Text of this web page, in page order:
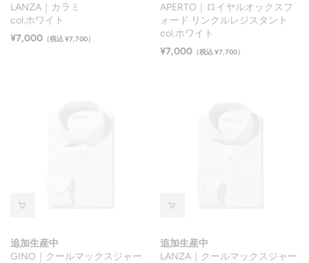
LANZA｜カラミ
col.ホワイト
¥7,000 （税込 ¥7,700）
APERTO｜ロイヤルオックスフ
ォード リンクルレジスタント
col.ホワイト
¥7,000（税込 ¥7,700）
追加生産中
GINO｜クールマックスジャー
追加生産中
LANZA｜クールマックスジャー